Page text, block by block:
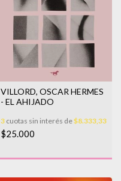
VILLORD, OSCAR HERMES
- EL AHIJADO
3 cuotas sin interés de$8.333,33
$25.000